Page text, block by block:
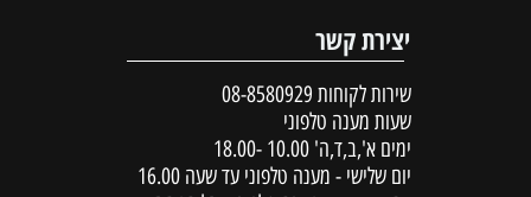
יצירת קשר
שירות לקוחות 08-8580929
שעות מענה טלפוני
ימים א',ב,ד,ה' 10.00 -18.00
יום שלישי - מענה טלפוני עד שעה 16.00